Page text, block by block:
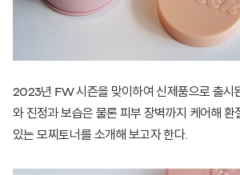
2023년 FW 시즌을 맞이하여 신제품으로 출시
와 진정과 보습은 물론 피부 장벽까지 케어해 환
있는모찌토너 를 소개해 보고자 한다.